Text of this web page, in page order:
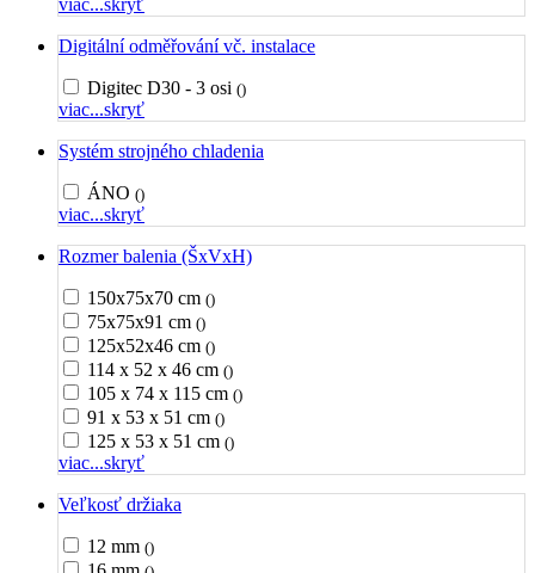
viac...skryť
Digitální odměřování vč. instalace
Digitec D30 - 3 osi ()
viac...skryť
Systém strojného chladenia
ÁNO ()
viac...skryť
Rozmer balenia (ŠxVxH)
150x75x70 cm ()
75x75x91 cm ()
125x52x46 cm ()
114 x 52 x 46 cm ()
105 x 74 x 115 cm ()
91 x 53 x 51 cm ()
125 x 53 x 51 cm ()
viac...skryť
Veľkosť držiaka
12 mm ()